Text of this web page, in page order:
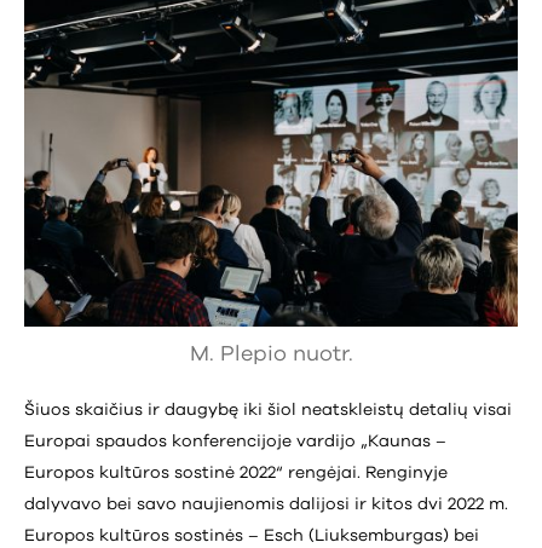
M. Plepio nuotr.
Šiuos skaičius ir daugybę iki šiol neatskleistų detalių visai
Europai spaudos konferencijoje vardijo „Kaunas –
Europos kultūros sostinė 2022“ rengėjai. Renginyje
dalyvavo bei savo naujienomis dalijosi ir kitos dvi 2022 m.
Europos kultūros sostinės – Esch (Liuksemburgas) bei